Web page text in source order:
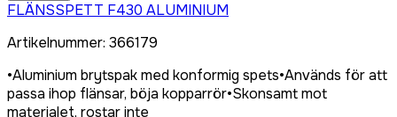
FLÄNSSPETT F430 ALUMINIUM
Artikelnummer: 366179
•Aluminium brytspak med konformig spets•Används för att
passa ihop flänsar, böja kopparrör•Skonsamt mot
materialet, rostar inte